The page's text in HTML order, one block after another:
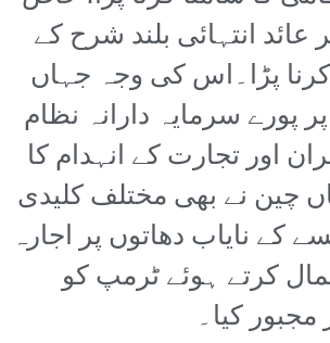
انتہائی بلند شرح کے
پڑا۔اس کی وجہ جہاں
پورے سرمایہ دارانہ نظام
اور تجارت کے انہدام کا
چین نے بھی مختلف کلیدی
کے نایاب دھاتوں پر اجارہ
کرتے ہوئے ٹرمپ کو
مجبور کیا۔